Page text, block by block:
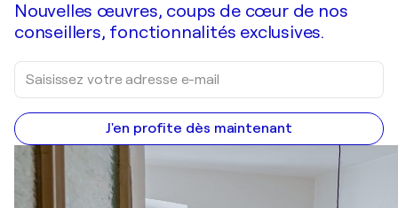
Nouvelles œuvres, coups de cœur de nos
conseillers, fonctionnalités exclusives.
J'en profite dès maintenant